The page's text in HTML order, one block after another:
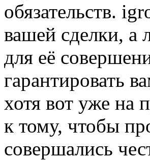
обязательств.
вашей сделки, а
для её
гарантировать
хотя вот уже на
к тому, чтобы
совершались